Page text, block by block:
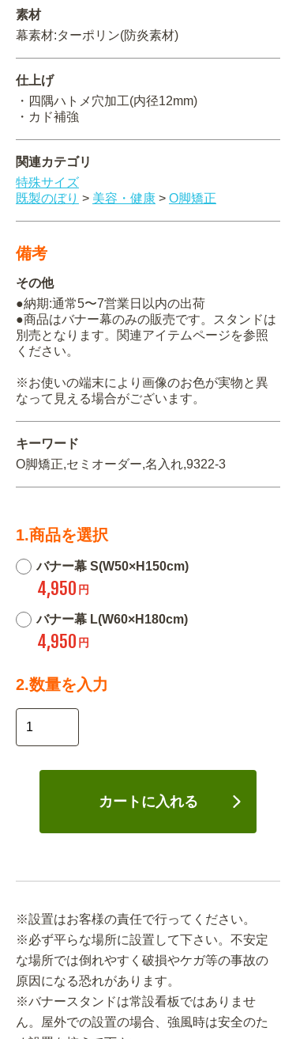
ORIGINAL ORDER
素材
幕素材:ターポリン(防炎素材)
仕上げ
・四隅ハトメ穴加工(内径12mm)
・カド補強
関連カテゴリ
特殊サイズ
既製のぼり > 美容・健康 > O脚矯正
備考
その他
●納期:通常5〜7営業日以内の出荷
●商品はバナー幕のみの販売です。スタンドは
別売となります。関連アイテムページを参照
ください。
※お使いの端末により画像のお色が実物と異
なって見える場合がございます。
キーワード
O脚矯正,セミオーダー,名入れ,9322-3
1.商品を選択
バナー幕 S(W50×H150cm)
4,950 円
バナー幕 L(W60×H180cm)
4,950 円
2.数量を入力
カートに入れる
※設置はお客様の責任で行ってください。
※必ず平らな場所に設置して下さい。不安定
な場所では倒れやすく破損やケガ等の事故の
原因になる恐れがあります。
※バナースタンドは常設看板ではありませ
ん。屋外での設置の場合、強風時は安全のた